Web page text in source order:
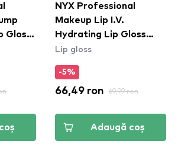
Gloss
NYX Professional
Makeup Lip I.V.
Hydrating Lip Gloss
Stain - 10 Berry Thirsty
Lip gloss
-5%
66,49 ron 69,99 ron
Adaugă coș